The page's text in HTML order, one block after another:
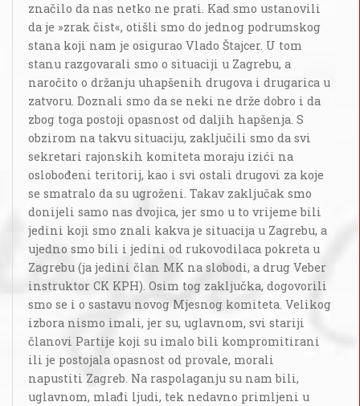
značilo da nas netko ne prati. Kad smo ustanovili
da je »zrak čist«, otišli smo do jednog podrumskog
stana koji nam je osigurao Vlado Štajcer. U tom
stanu razgovarali smo o situaciji u Zagrebu, a
naročito o držanju uhapšenih drugova i drugarica u
zatvoru. Doznali smo da se neki ne drže dobro i da
zbog toga postoji opasnost od daljih hapšenja. S
obzirom na takvu situaciju, zaključili smo da svi
sekretari rajonskih komiteta moraju izići na
oslobođeni teritorij, kao i svi ostali drugovi za koje
se smatralo da su ugroženi. Takav zaključak smo
donijeli samo nas dvojica, jer smo u to vrijeme bili
jedini koji smo znali kakva je situacija u Zagrebu, a
ujedno smo bili i jedini od rukovodilaca pokreta u
Zagrebu (ja jedini član MK na slobodi, a drug Veber
instruktor CK KPH). Osim tog zaključka, dogovorili
smo se i o sastavu novog Mjesnog komiteta. Velikog
izbora nismo imali, jer su, uglavnom, svi stariji
članovi Partije koji su imalo bili kompromitirani
ili je postojala opasnost od provale, morali
napustiti Zagreb. Na raspolaganju su nam bili,
uglavnom, mlađi ljudi, tek nedavno primljeni u